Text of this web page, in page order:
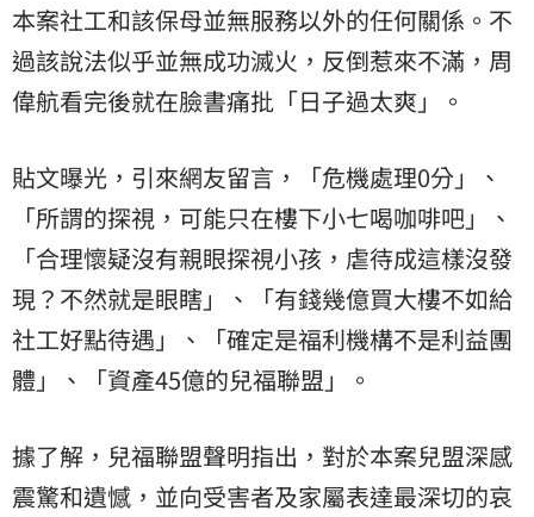
本案社工和該保母並無服務以外的任何關係。不
過該說法似乎並無成功滅火，反倒惹來不滿，周
偉航看完後就在臉書痛批「日子過太爽」。
貼文曝光，引來網友留言，「危機處理0分」、
「所謂的探視，可能只在樓下小七喝咖啡吧」、
「合理懷疑沒有親眼探視小孩，虐待成這樣沒發
現？不然就是眼瞎」、「有錢幾億買大樓不如給
社工好點待遇」、「確定是福利機構不是利益團
體」、「資產45億的兒福聯盟」。
據了解，兒福聯盟聲明指出，對於本案兒盟深感
震驚和遺憾，並向受害者及家屬表達最深切的哀